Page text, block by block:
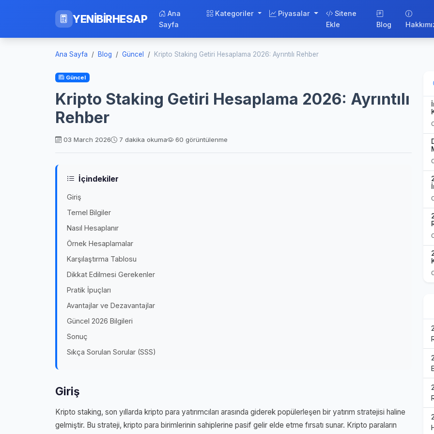
YENİBİRHESAP
Ana
Sayfa
Kategoriler Piyasalar
Sitene
Ekle
Blog
Ana Sayfa Blog Güncel Kripto Staking Getiri Hesaplama 2026: Ayrıntılı Rehber
Güncel
Kripto Staking Getiri Hesaplama 2026: Ayrıntılı
Rehber
03 March 2026 7 dakika okuma 60 görüntülenme
İçindekiler
Giriş
Temel Bilgiler
Nasıl Hesaplanır
Örnek Hesaplamalar
Karşılaştırma Tablosu
Dikkat Edilmesi Gerekenler
Pratik İpuçları
Avantajlar ve Dezavantajlar
Güncel 2026 Bilgileri
Sonuç
Sıkça Sorulan Sorular (SSS)
Giriş
Kripto staking, son yıllarda kripto para yatırımcıları arasında giderek popülerleşen bir yatırım stratejisi haline
gelmiştir. Bu strateji, kripto para birimlerinin sahiplerine pasif gelir elde etme fırsatı sunar. Kripto paraların